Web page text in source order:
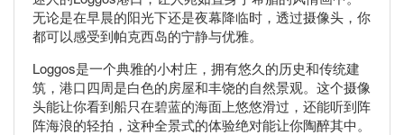
无论是在早晨的阳光下还是夜幕降临时，透过摄像头，你
都可以感受到帕克西岛的宁静与优雅。
Loggos是一个典雅的小村庄，拥有悠久的历史和传统建
筑，港口四周是白色的房屋和丰饶的自然景观。这个摄像
头能让你看到船只在碧蓝的海面上悠悠滑过，还能听到阵
阵海浪的轻拍，这种全景式的体验绝对能让你陶醉其中。